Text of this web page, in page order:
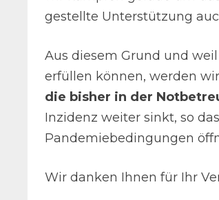
gestellte Unterstützung
Aus diesem Grund und
erfüllen können, werden
die bisher in der
Inzidenz weiter sinkt, so
Pandemiebedingungen
Wir danken Ihnen für Ihr